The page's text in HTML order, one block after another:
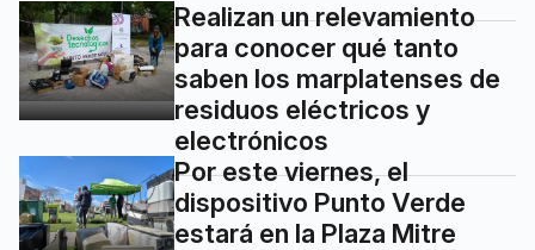
Realizan un relevamiento
para conocer qué tanto
saben los marplatenses de
residuos eléctricos y
electrónicos
Por este viernes, el
dispositivo Punto Verde
estará en la Plaza Mitre